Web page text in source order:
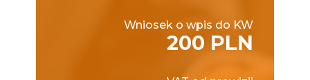
Wniosek o wpis do KW
200 PLN